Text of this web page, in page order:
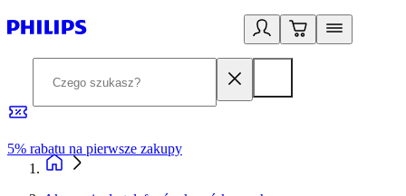
5% rabatu na pierwsze zakupy